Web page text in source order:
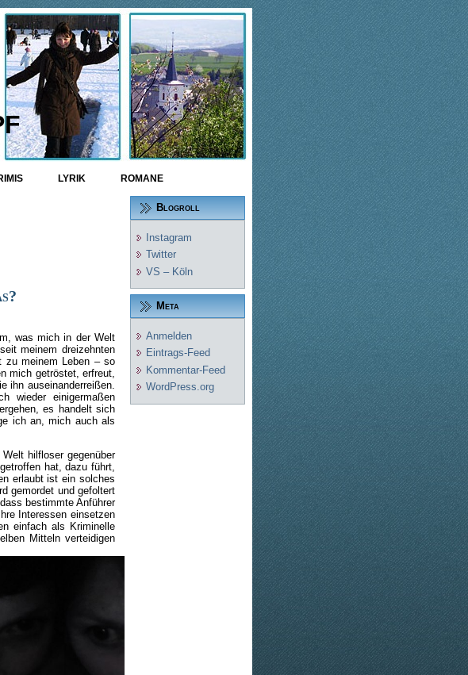
LYRIK ROMANE
was mich in der Welt
meinem dreizehnten
zu meinem Leben – so
mich getröstet, erfreut,
ihn auseinanderreißen.
wieder einigermaßen
es handelt sich
ich an, mich auch als
hilfloser gegenüber
hat, dazu führt,
erlaubt ist ein solches
gemordet und gefoltert
bestimmte Anführer
Interessen einsetzen
einfach als Kriminelle
Mitteln verteidigen
Blogroll
Instagram
Twitter
VS – Köln
Meta
Anmelden
Eintrags-Feed
Kommentar-Feed
WordPress.org